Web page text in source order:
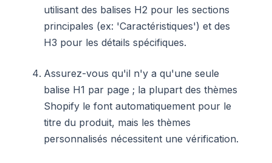
utilisant des balises H2 pour les sections
principales (ex: 'Caractéristiques') et des
H3 pour les détails spécifiques.
Assurez-vous qu'il n'y a qu'une seule
balise H1 par page ; la plupart des thèmes
Shopify le font automatiquement pour le
titre du produit, mais les thèmes
personnalisés nécessitent une vérification.